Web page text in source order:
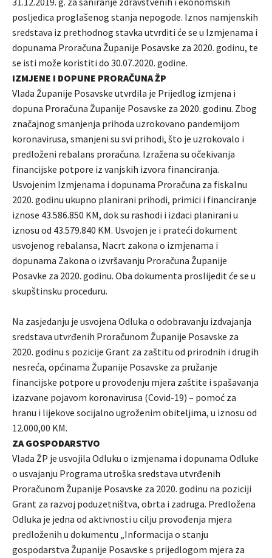
posljedica proglašenog stanja nepogode. Iznos namjenskih
sredstava iz prethodnog stavka utvrditi će se u Izmjenama i
dopunama Proračuna Županije Posavske za 2020. godinu, te
se isti može koristiti do 30.07.2020. godine.
IZMJENE I DOPUNE PRORAČUNA ŽP
Vlada Županije Posavske utvrdila je Prijedlog izmjena i
dopuna Proračuna Županije Posavske za 2020. godinu. Zbog
značajnog smanjenja prihoda uzrokovano pandemijom
koronavirusa, smanjeni su svi prihodi, što je uzrokovalo i
predloženi rebalans proračuna. Izražena su očekivanja
financijske potpore iz vanjskih izvora financiranja.
Usvojenim Izmjenama i dopunama Proračuna za fiskalnu
2020. godinu ukupno planirani prihodi, primici i financiranje
iznose 43.586.850 KM, dok su rashodi i izdaci planirani u
iznosu od 43.579.840 KM. Usvojen je i prateći dokument
usvojenog rebalansa, Nacrt zakona o izmjenama i
dopunama Zakona o izvršavanju Proračuna Županije
Posavke za 2020. godinu. Oba dokumenta proslijedit će se u
skupštinsku proceduru.
Na zasjedanju je usvojena Odluka o odobravanju izdvajanja
sredstava utvrđenih Proračunom Županije Posavske za
2020. godinu s pozicije Grant za zaštitu od prirodnih i drugih
nesreća, općinama Županije Posavske za pružanje
financijske potpore u provođenju mjera zaštite i spašavanja
izazvane pojavom koronavirusa (Covid-19) – pomoć za
hranu i lijekove socijalno ugroženim obiteljima, u iznosu od
12.000,00 KM.
ZA GOSPODARSTVO
Vlada ŽP je usvojila Odluku o izmjenama i dopunama Odluke
o usvajanju Programa utroška sredstava utvrđenih
Proračunom Županije Posavske za 2020. godinu na poziciji
Grant za razvoj poduzetništva, obrta i zadruga. Predložena
Odluka je jedna od aktivnosti u cilju provođenja mjera
predloženih u dokumentu „Informacija o stanju
gospodarstva Županije Posavske s prijedlogom mjera za